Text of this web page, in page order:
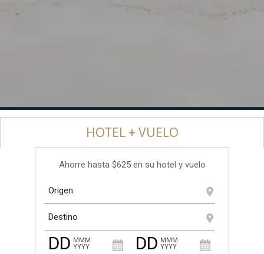
HOTEL + VUELO
Ahorre hasta $625 en su hotel y vuelo
DD MMM
YYYY
DD MMM
YYYY